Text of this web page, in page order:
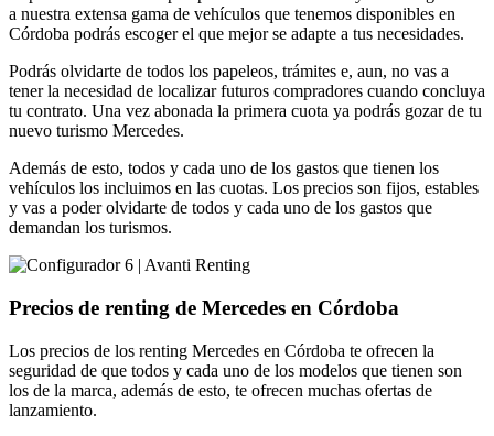
a nuestra extensa gama de vehículos que tenemos disponibles en
Córdoba podrás escoger el que mejor se adapte a tus necesidades.
Podrás olvidarte de todos los papeleos, trámites e, aun, no vas a
tener la necesidad de localizar futuros compradores cuando concluya
tu contrato. Una vez abonada la primera cuota ya podrás gozar de tu
nuevo turismo Mercedes.
Además de esto, todos y cada uno de los gastos que tienen los
vehículos los incluimos en las cuotas. Los precios son fijos, estables
y vas a poder olvidarte de todos y cada uno de los gastos que
demandan los turismos.
Precios de renting de Mercedes en Córdoba
Los precios de los renting Mercedes en Córdoba te ofrecen la
seguridad de que todos y cada uno de los modelos que tienen son
los de la marca, además de esto, te ofrecen muchas ofertas de
lanzamiento.